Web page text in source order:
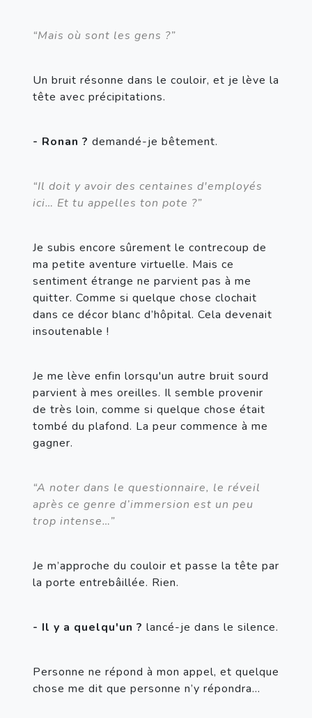
“Mais où sont les gens ?”
Un bruit résonne dans le couloir, et je lève la
tête avec précipitations.
- Ronan ? demandé-je bêtement.
“Il doit y avoir des centaines d'employés
ici… Et tu appelles ton pote ?”
Je subis encore sûrement le contrecoup de
ma petite aventure virtuelle. Mais ce
sentiment étrange ne parvient pas à me
quitter. Comme si quelque chose clochait
dans ce décor blanc d’hôpital. Cela devenait
insoutenable !
Je me lève enfin lorsqu'un autre bruit sourd
parvient à mes oreilles. Il semble provenir
de très loin, comme si quelque chose était
tombé du plafond. La peur commence à me
gagner.
“A noter dans le questionnaire, le réveil
après ce genre d’immersion est un peu
trop intense…”
Je m’approche du couloir et passe la tête par
la porte entrebâillée. Rien.
- Il y a quelqu'un ? lancé-je dans le silence.
Personne ne répond à mon appel, et quelque
chose me dit que personne n’y répondra…